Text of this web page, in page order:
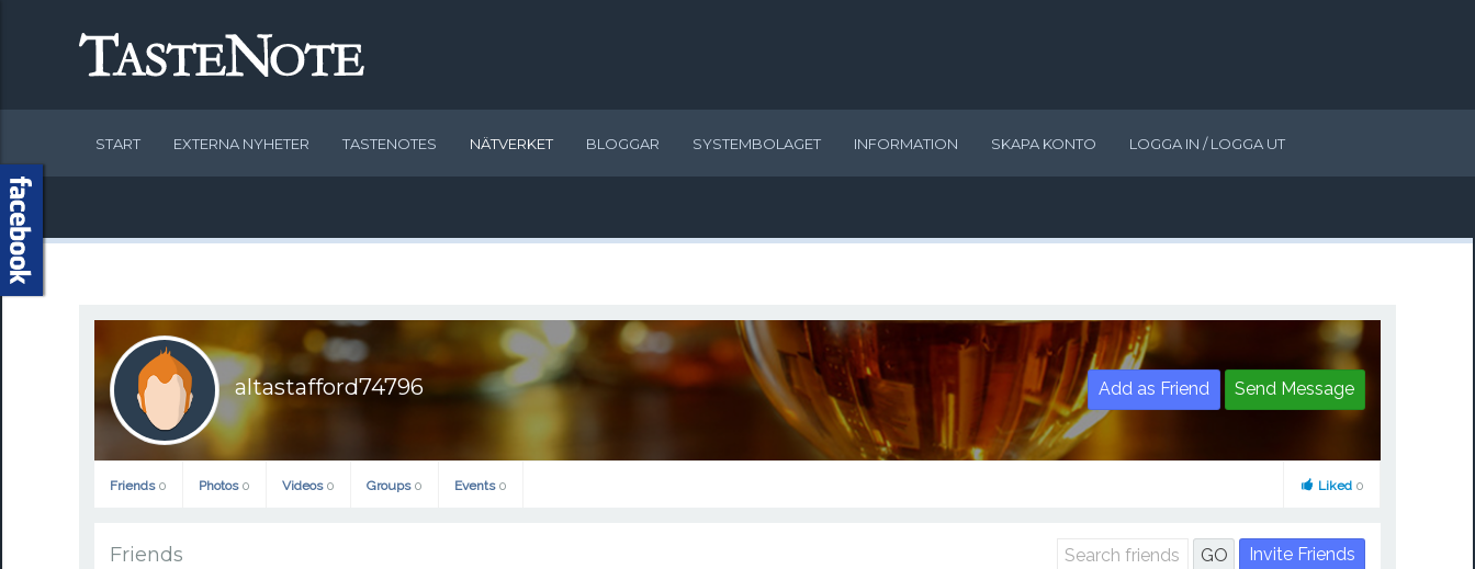
START EXTERNA NYHETER TASTENOTES NÄTVERKET BLOGGAR SYSTEMBOLAGET INFORMATION SKAPA KONTO LOGGA IN / LOGGA UT
altastafford74796 Add as Friend Send Message
Friends 0 Photos 0 Videos 0 Groups 0 Events 0 Liked 0
Friends GO Invite Friends